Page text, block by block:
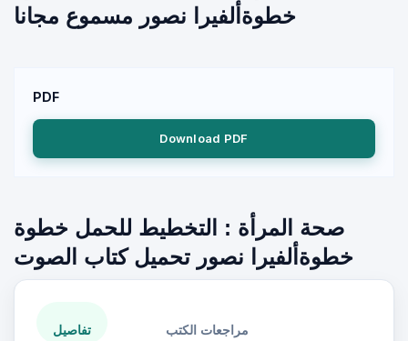
خطوةألفيرا نصور مسموع مجانا
PDF
Download PDF
صحة المرأة : التخطيط للحمل خطوة
خطوةألفيرا نصور تحميل كتاب الصوت
تفاصيل مراجعات الكتب